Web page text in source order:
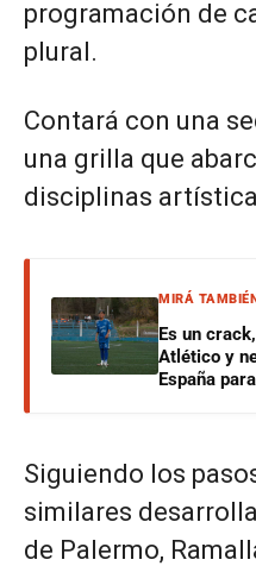
programación de
plural.
Contará con una
una grilla que
disciplinas
MIRÁ
Es un
Atlético y
España
Siguiendo los
similares
de Palermo,